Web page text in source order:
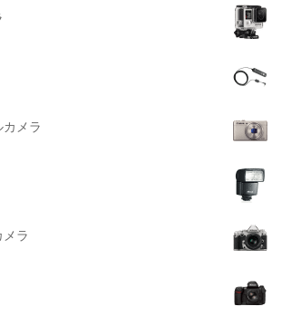
）
）
ート）
ラー）
メラ
ラ